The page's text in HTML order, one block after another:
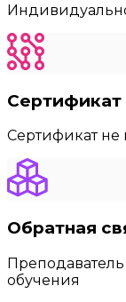
Сертификат
Сертификат не
Обратная
обучения